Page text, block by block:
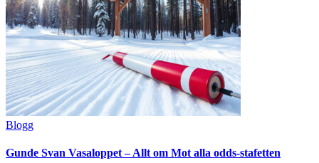
Blogg
Gunde Svan Vasaloppet – Allt om Mot alla odds-stafetten